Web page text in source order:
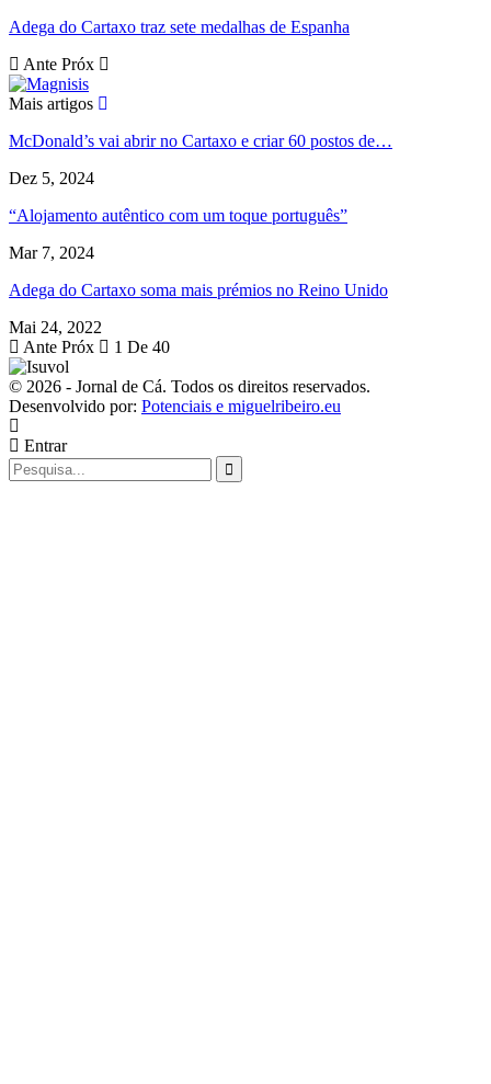
Adega do Cartaxo traz sete medalhas de Espanha
Ante Próx
Mais artigos
McDonald’s vai abrir no Cartaxo e criar 60 postos de…
Dez 5, 2024
“Alojamento autêntico com um toque português”
Mar 7, 2024
Adega do Cartaxo soma mais prémios no Reino Unido
Mai 24, 2022
Ante Próx 1 De 40
© 2026 - Jornal de Cá. Todos os direitos reservados.
Desenvolvido por: Potenciais e miguelribeiro.eu
Entrar